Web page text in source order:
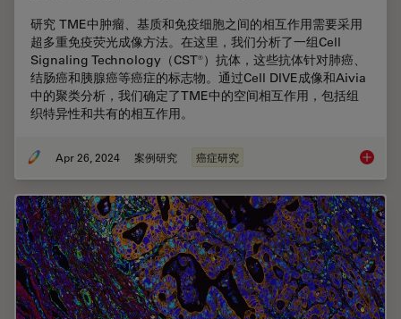
研究 TME中肿瘤、基质和免疫细胞之间的相互作用需要采用
超多重免疫荧光成像方法。在这里，我们分析了一组Cell
Signaling Technology（CST®）抗体，这些抗体针对肺癌、
结肠癌和胰腺癌等癌症的标志物。通过Cell DIVE成像和Aivia
中的聚类分析，我们确定了TME中的空间相互作用，包括组
织特异性和共有的相互作用。
Apr 26, 2024 案例研究 癌症研究 肿瘤空